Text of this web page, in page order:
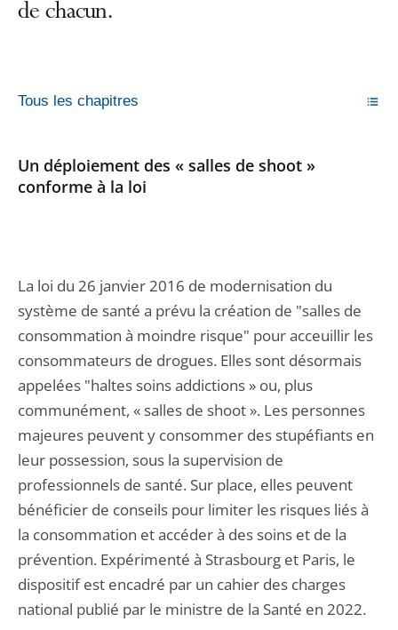
de chacun.
Tous les chapitres
Un déploiement des « salles de shoot »
conforme à la loi
La loi du 26 janvier 2016 de modernisation du
système de santé a prévu la création de "salles de
consommation à moindre risque" pour acceuillir les
consommateurs de drogues. Elles sont désormais
appelées "haltes soins addictions » ou, plus
communément, « salles de shoot ». Les personnes
majeures peuvent y consommer des stupéfiants en
leur possession, sous la supervision de
professionnels de santé. Sur place, elles peuvent
bénéficier de conseils pour limiter les risques liés à
la consommation et accéder à des soins et de la
prévention. Expérimenté à Strasbourg et Paris, le
dispositif est encadré par un cahier des charges
national publié par le ministre de la Santé en 2022.